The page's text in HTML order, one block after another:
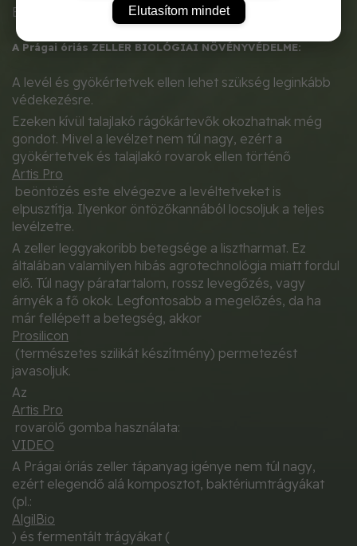
Ezermagtömeg:
A Prágai óriás ZELLER BIOLÓGIAI NÖVÉNYVÉDELME:
A levél és gyökértetvek ellen lehet szükség leginkább
védekezésre.
Ezeken kívül talajlakó rágókártevők okozhatnak még
gondot. Mivel a levélzet nem túl nagy, ezért a
gyökértetvek és talajlakó rovarok ellen történő
Artis Pro
beöntözés este elvégezve a levéltetveket is
elpusztítja. Ilyenkor öntözőkannából locsoljuk a teljes
levélzetre.
A zeller leggyakoribb betegsége a lisztharmat. Ez
általában valamilyen hibás agrotechnológia miatt fordul
elő. Túl nagy páratartalom, rossz levegőzés, vagy
árnyék a fő okok. Legfontosabb a megelőzés, da ha
már fellépett a betegség, akkor
Prosilicon
(természetes szilikát készítmény) permetezést
javasoljuk.
Az
Artis Pro
rovarölő gomba használata:
VIDEO
A Prágai óriás zeller tápanyag igénye nem túl nagy,
ezért elegendő alá komposztot, baktériumtrágyákat
(pl.:
AlgilBio
) és fermentált trágyákat (
Elutasítom mindet